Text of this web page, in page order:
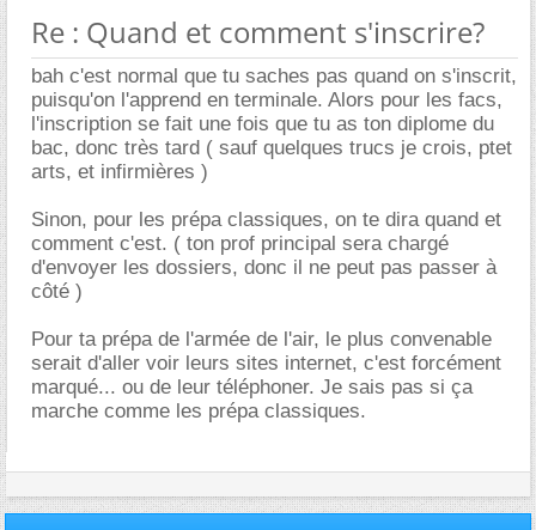
Re : Quand et comment s'inscrire?
bah c'est normal que tu saches pas quand on s'inscrit,
puisqu'on l'apprend en terminale. Alors pour les facs,
l'inscription se fait une fois que tu as ton diplome du
bac, donc très tard ( sauf quelques trucs je crois, ptet
arts, et infirmières )
Sinon, pour les prépa classiques, on te dira quand et
comment c'est. ( ton prof principal sera chargé
d'envoyer les dossiers, donc il ne peut pas passer à
côté )
Pour ta prépa de l'armée de l'air, le plus convenable
serait d'aller voir leurs sites internet, c'est forcément
marqué... ou de leur téléphoner. Je sais pas si ça
marche comme les prépa classiques.